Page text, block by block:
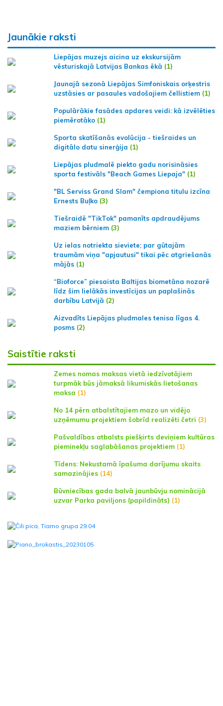
Jaunākie raksti
Liepājas muzejs aicina uz ekskursijām
vēsturiskajā Latvijas Bankas ēkā (1)
Jaunajā sezonā Liepājas Simfoniskais orķestris
uzstāsies ar pasaules vadošajiem čellistiem (1)
Populārākie fasādes apdares veidi: kā izvēlēties
piemērotāko (1)
Sporta skatīšanās evolūcija - tiešraides un
digitālo datu sinerģija (1)
Liepājas pludmalē piekto gadu norisināsies
sporta festivāls "Beach Games Liepaja" (1)
"BL Serviss Grand Slam" čempiona titulu izcīna
Ernests Buļko (3)
Tiešraidē "TikTok" pamanīts apdraudējums
maziem bērniem (3)
Uz ielas notriekta sieviete; par gūtajām
traumām viņa "apjautusi" tikai pēc atgriešanās
mājās (1)
“Bioforce” piesaista Baltijas biometāna nozarē
līdz šim lielākās investīcijas un paplašinās
darbību Latvijā (2)
Aizvadīts Liepājas pludmales tenisa līgas 4.
posms (2)
Saistītie raksti
Zemes nomas maksas vietā iedzīvotājiem
turpmāk būs jāmaksā likumiskās lietošanas
maksa (1)
No 14 pērn atbalstītajiem mazo un vidējo
uzņēmumu projektiem šobrīd realizēti četri (3)
Pašvaldības atbalsts piešķirts deviņiem kultūras
pieminekļu saglabāšanas projektiem (1)
Tīdens: Nekustamā īpašuma darījumu skaits
samazinājies (14)
Būvniecības gada balvā jaunbūvju nominācijā
uzvar Parka paviljons (papildināts) (1)